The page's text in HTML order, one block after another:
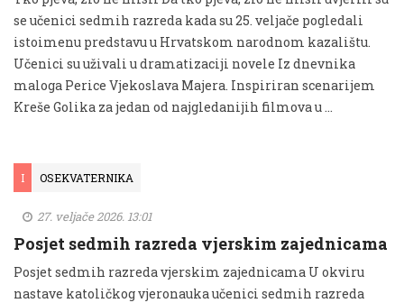
se učenici sedmih razreda kada su 25. veljače pogledali
istoimenu predstavu u Hrvatskom narodnom kazalištu.
Učenici su uživali u dramatizaciji novele Iz dnevnika
maloga Perice Vjekoslava Majera. Inspiriran scenarijem
Kreše Golika za jedan od najgledanijih filmova u …
I OSEKVATERNIKA
27. veljače 2026. 13:01
Posjet sedmih razreda vjerskim zajednicama
Posjet sedmih razreda vjerskim zajednicama U okviru
nastave katoličkog vjeronauka učenici sedmih razreda